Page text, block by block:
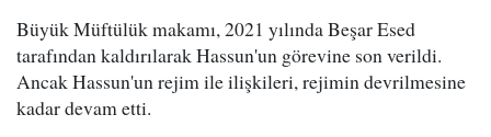
Büyük Müftülük makamı, 2021 yılında Beşar Esed
tarafından kaldırılarak Hassun'un görevine son verildi.
Ancak Hassun'un rejim ile ilişkileri, rejimin devrilmesine
kadar devam etti.